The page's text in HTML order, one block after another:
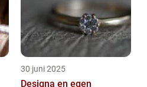
30 juni 2025
Designa en egen